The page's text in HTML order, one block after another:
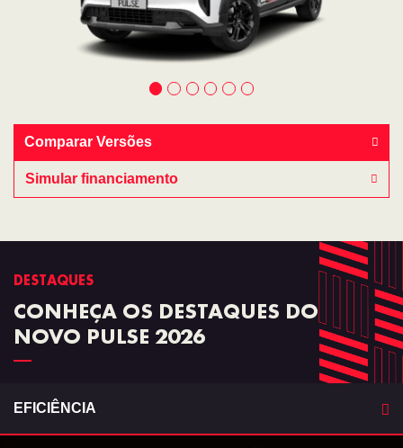
Comparar Versões
Simular financiamento
DESTAQUES
CONHEÇA OS DESTAQUES DO
NOVO PULSE 2026
EFICIÊNCIA